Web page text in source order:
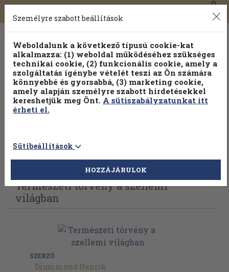
Toggle
navigation
0
Vissza az előző oldalra Válasszon példányt
Természeti törvény a szellemi
világban
SZERZŐ
Drummond Henrik
Személyre szabott beállítások
Weboldalunk a következő típusú cookie-kat
alkalmazza: (1) weboldal működéséhez szükséges
technikai cookie, (2) funkcionális cookie, amely a
szolgáltatás igénybe vételét teszi az Ön számára
könnyebbé és gyorsabbá, (3) marketing cookie,
amely alapján személyre szabott hirdetésekkel
kereshetjük meg Önt. A sütiszabályzatunkat itt
érheti el.
Sütibeállítások
HOZZÁJÁRULOK